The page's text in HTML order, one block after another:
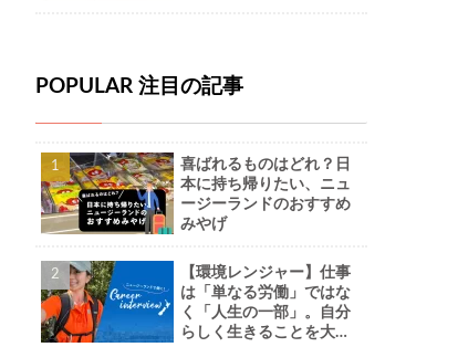
POPULAR 注目の記事
喜ばれるものはどれ？日
本に持ち帰りたい、ニュ
ージーランドのおすすめ
みやげ
【環境レンジャー】仕事
は「単なる労働」ではな
く「人生の一部」。自分
らしく生きることを大切